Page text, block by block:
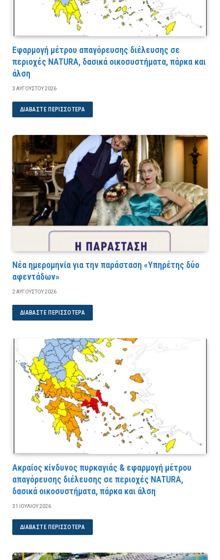
Εφαρμογή μέτρου απαγόρευσης διέλευσης σε
περιοχές NATURA, δασικά οικοσυστήματα, πάρκα και
άλση
3 ΑΥΓΟΎΣΤΟΥ 2026
ΔΙΑΒΆΣΤΕ ΠΕΡΙΣΣΌΤΕΡΑ
Νέα ημερομηνία για την παράσταση «Υπηρέτης δύο
αφεντάδων»
2 ΑΥΓΟΎΣΤΟΥ 2026
ΔΙΑΒΆΣΤΕ ΠΕΡΙΣΣΌΤΕΡΑ
Ακραίος κίνδυνος πυρκαγιάς & εφαρμογή μέτρου
απαγόρευσης διέλευσης σε περιοχές NATURA,
δασικά οικοσυστήματα, πάρκα και άλση
31 ΙΟΥΛΊΟΥ 2026
ΔΙΑΒΆΣΤΕ ΠΕΡΙΣΣΌΤΕΡΑ